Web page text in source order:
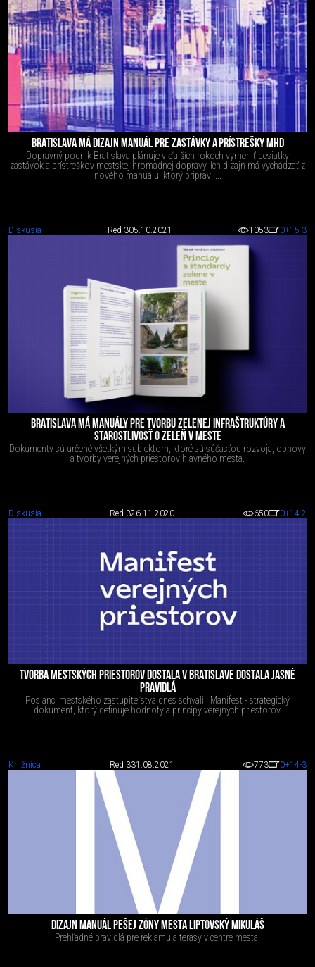
BRATISLAVA MÁ DIZAJN MANUÁL PRE ZASTÁVKY A PRÍSTREŠKY MHD
Dopravný podnik Bratislava plánuje v ďalších rokoch vymeniť desiatky
zastávok a prístreškov mestskej hromadnej dopravy. Ich dizajn má vychádzať z
nového manuálu, ktorý pripravil...
Diskusia Red 305.10.2021 1053 0+15-3
BRATISLAVA MÁ MANUÁLY PRE TVORBU ZELENEJ INFRAŠTRUKTÚRY A
STAROSTLIVOSŤ O ZELEŇ V MESTE
Dokumenty sú určené všetkým subjektom, ktoré sú súčasťou rozvoja, obnovy
a tvorby verejných priestorov hlavného mesta.
Diskusia Red 326.11.2020 650 0+14-2
TVORBA MESTSKÝCH PRIESTOROV DOSTALA V BRATISLAVE DOSTALA JASNÉ
PRAVIDLÁ
Poslanci mestského zastupiteľstva dnes schválili Manifest - strategický
dokument, ktorý definuje hodnoty a princípy verejných priestorov.
Knižnica Red 331.08.2021 773 0+14-3
DIZAJN MANUÁL PEŠEJ ZÓNY MESTA LIPTOVSKÝ MIKULÁŠ
Prehľadné pravidlá pre reklamu a terasy v centre mesta.